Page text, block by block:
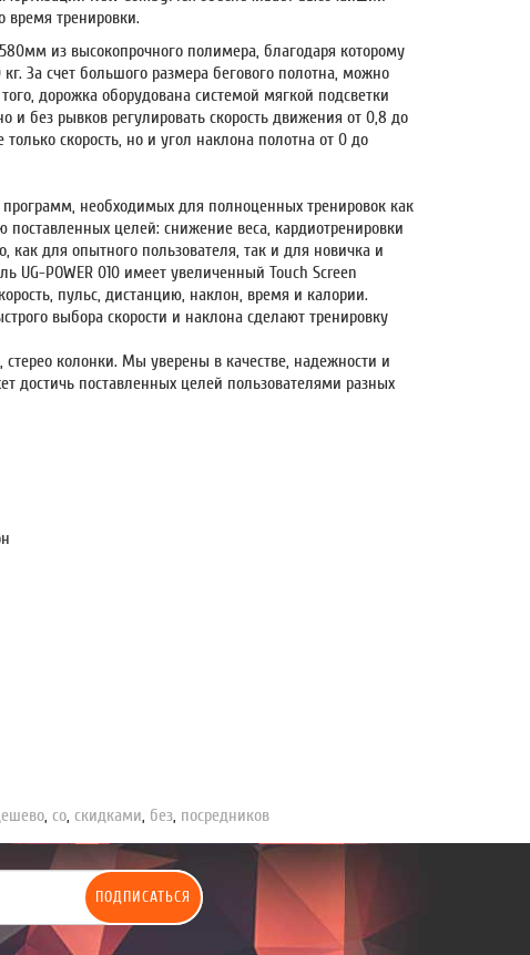
время тренировки.
из высокопрочного полимера, благодаря которому
За счет большого размера бегового полотна, можно
дорожка оборудована системой мягкой подсветки
и без рывков регулировать скорость движения от 0,8 до
скорость, но и угол наклона полотна от 0 до
программ, необходимых для полноценных тренировок как
целей: снижение веса, кардиотренировки
для опытного пользователя, так и для новичка и
POWER 010 имеет увеличенный Touch Screen
пульс, дистанцию, наклон, время и калории.
выбора скорости и наклона сделают тренировку
стерео колонки. Мы уверены в качестве, надежности и
достичь поставленных целей пользователями разных
со скидками без посредников
ПОДПИСАТЬСЯ